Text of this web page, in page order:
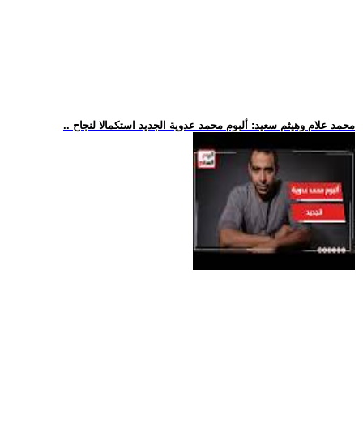
.. محمد علام وهيثم سعيد: ألبوم محمد عدوية الجديد استكمالا لنجاح